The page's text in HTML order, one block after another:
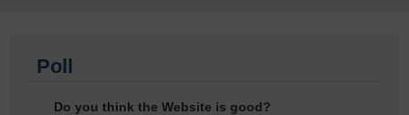
Poll
Do you think the Website is good?